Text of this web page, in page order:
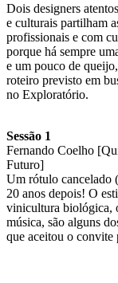
Dois designers
e culturais partilham
profissionais e com
porque há sempre
e um pouco de
roteiro previsto em
no Exploratório.
Sessão 1
Fernando Coelho
Futuro]
Um rótulo cancelado
20 anos depois! O
vinicultura biológica,
música, são alguns
que aceitou o convite